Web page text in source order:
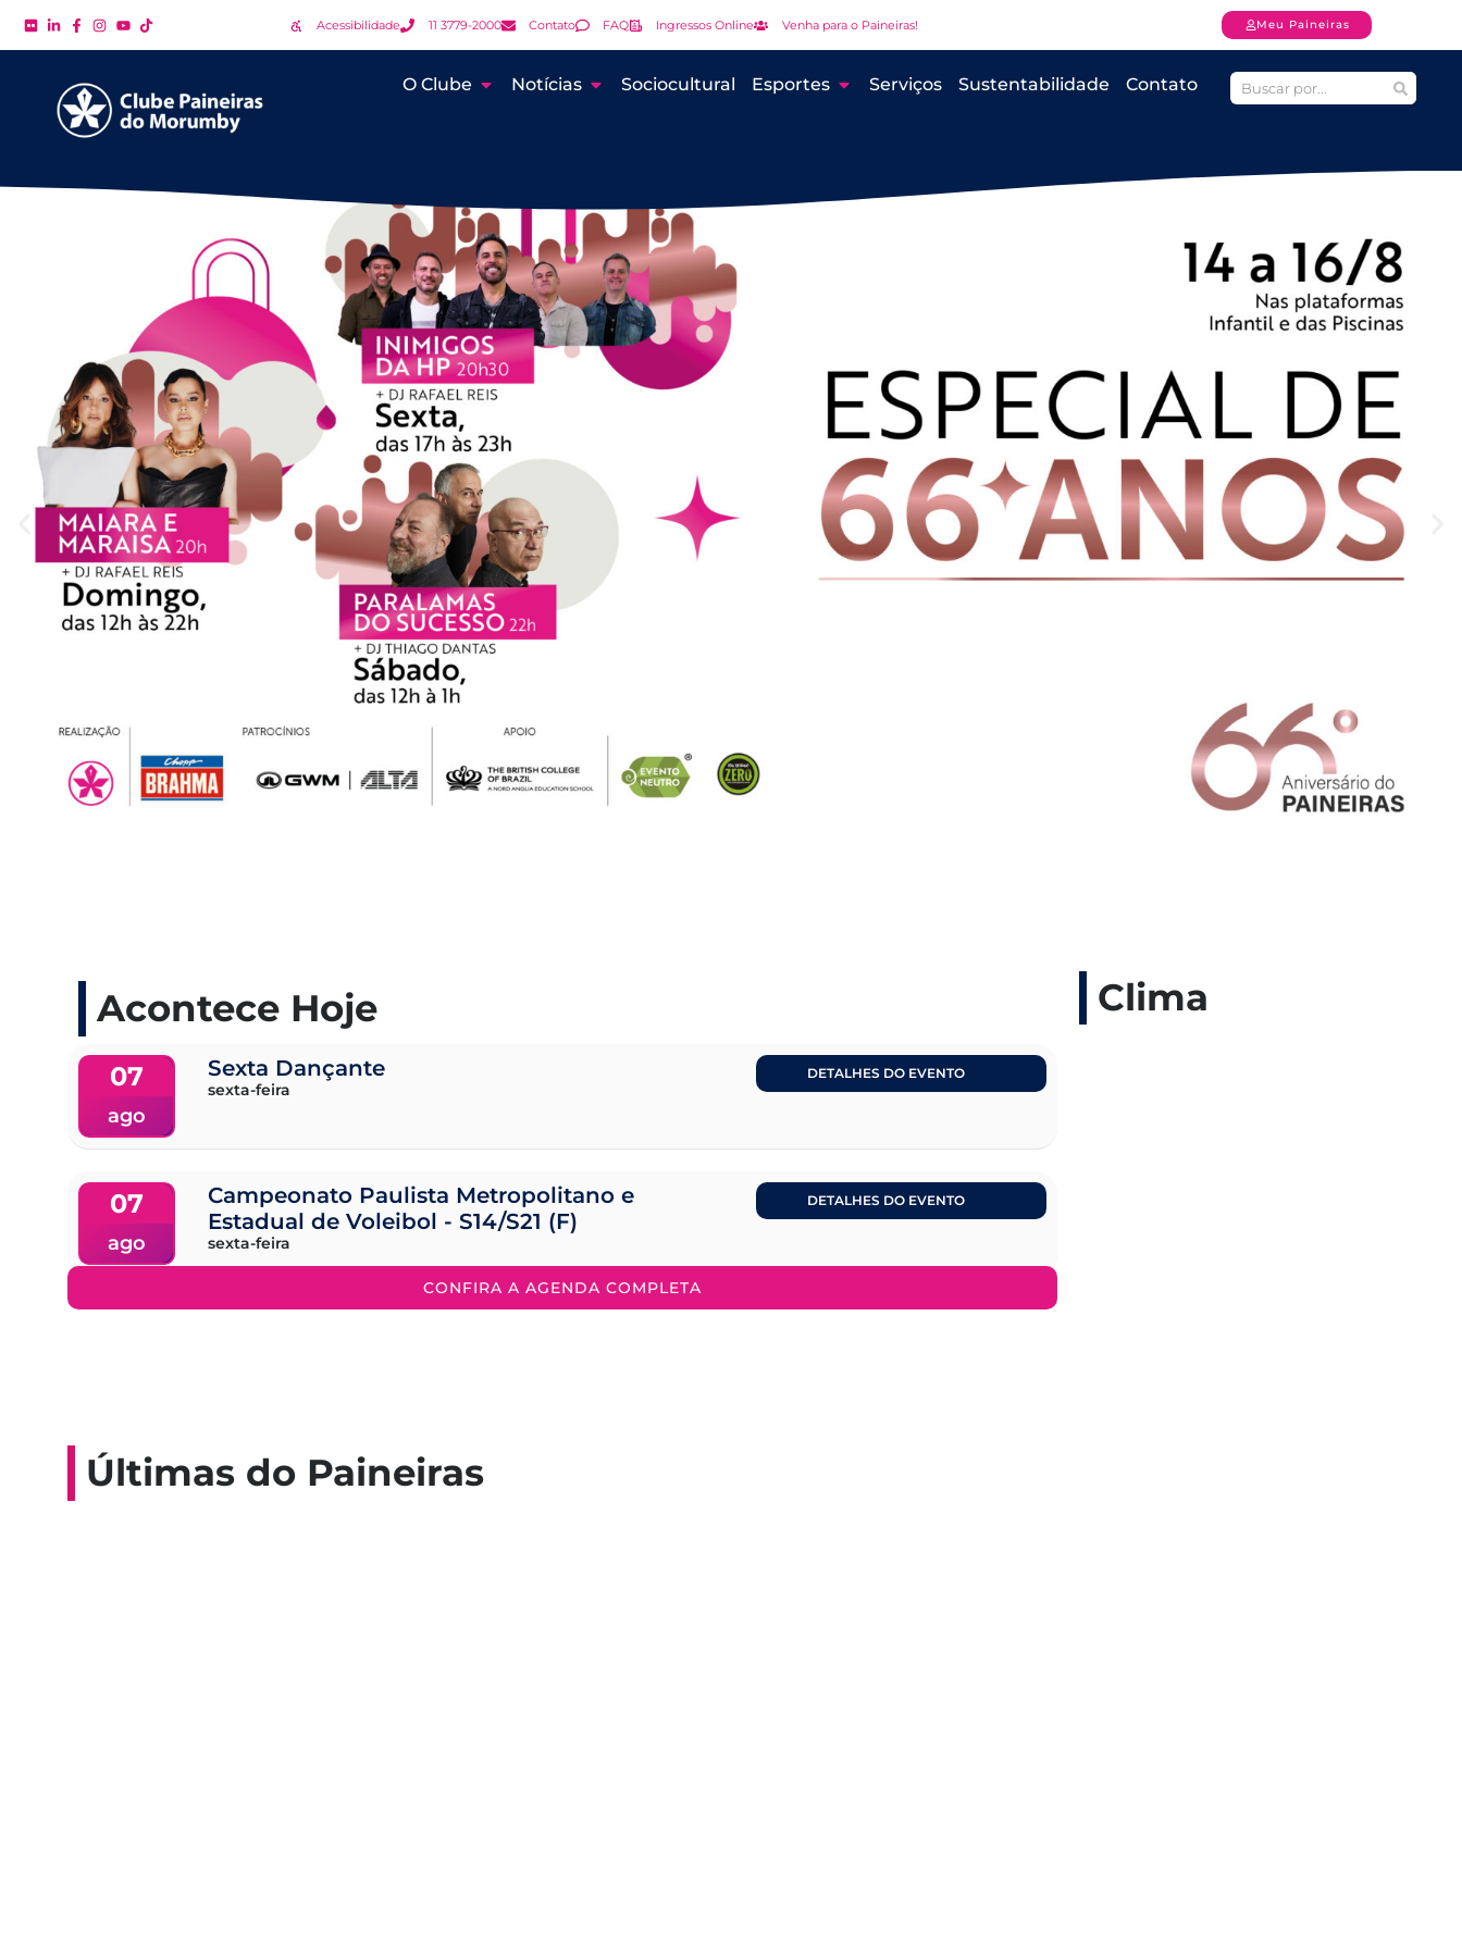
Acessibilidade 11 3779-2000 Contato FAQ Ingressos Online Venha para o Paineiras! Meu Paineiras
O Clube Notícias Sociocultural Esportes Serviços Sustentabilidade Contato
Acontece Hoje
07
ago
Sexta Dançante
sexta-feira
DETALHES DO EVENTO
07
ago
Campeonato Paulista Metropolitano e
Estadual de Voleibol - S14/S21 (F)
sexta-feira
DETALHES DO EVENTO
CONFIRA A AGENDA COMPLETA
Clima
Últimas do Paineiras